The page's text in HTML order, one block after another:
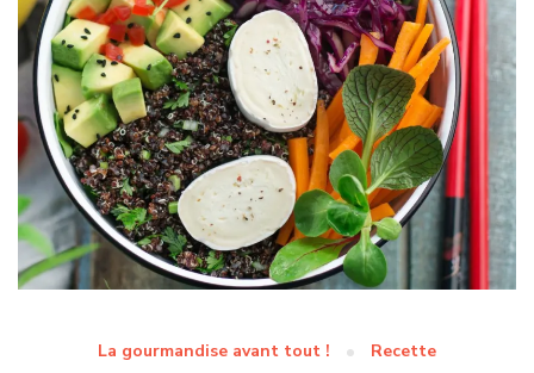
La gourmandise avant tout ! Recette